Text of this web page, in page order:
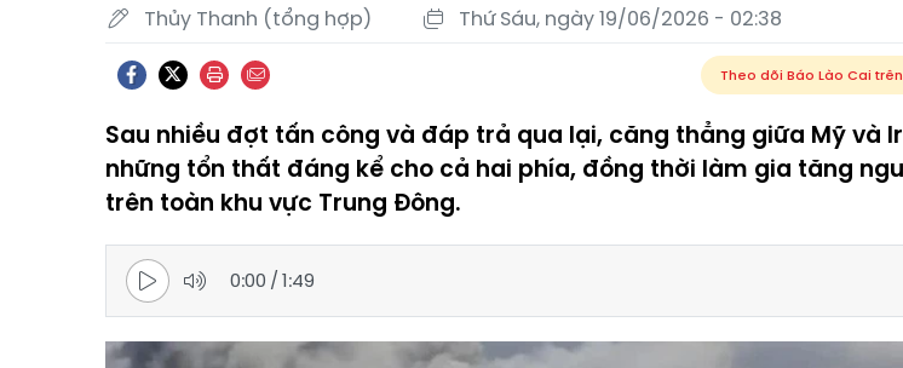
Thủy Thanh (tổng hợp) Thứ Sáu, ngày 19/06/2026 - 02:38
Theo dõi Báo Lào Cai trên
Sau nhiều đợt tấn công và đáp trả qua lại, căng thẳng giữa Mỹ và
những tổn thất đáng kể cho cả hai phía, đồng thời làm gia tăng
trên toàn khu vực Trung Đông.
0:00 /1:49